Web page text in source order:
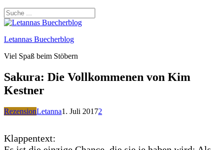
Letannas Buecherblog
Viel Spaß beim Stöbern
Sakura: Die Vollkommenen von Kim
Kestner
RezensionLetanna1. Juli 20172
Klappentext: